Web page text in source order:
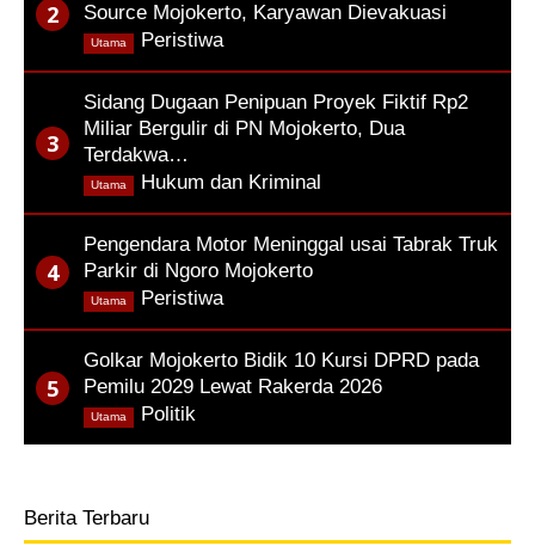
Source Mojokerto, Karyawan Dievakuasi
Peristiwa,
Utama
Sidang Dugaan Penipuan Proyek Fiktif Rp2
Miliar Bergulir di PN Mojokerto, Dua
Terdakwa…
Hukum dan Kriminal
Utama
Pengendara Motor Meninggal usai Tabrak Truk
Parkir di Ngoro Mojokerto
Peristiwa,
Utama
Golkar Mojokerto Bidik 10 Kursi DPRD pada
Pemilu 2029 Lewat Rakerda 2026
Politik
Utama
Berita Terbaru